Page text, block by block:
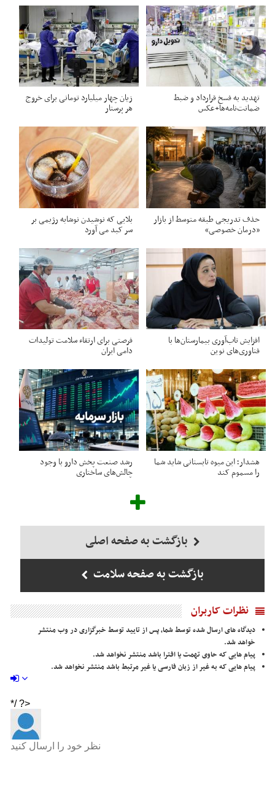
تهدید به فسخ قرارداد و ضبط
ضمانت‌نامه‌ها+عکس
زیان چهار میلیارد تومانی برای خروج
هر پرستار
حذف تدریجی طبقه متوسط از بازار
«درمان خصوصی»
بلایی که نوشیدن نوشابه رژیمی بر
سر کبد می آورد
افزایش تاب‌آوری بیمارستان‌ها با
فناوری‌های نوین
فرصتی برای ارتقاء سلامت تولیدات
دامی ایران
هشدار؛ این میوه تابستانی شاید شما
را مسموم کند
رشد صنعت پخش دارو با وجود
چالش‌های ساختاری
بازگشت به صفحه اصلی
بازگشت به صفحه سلامت
نظرات کاربران
دیدگاه های ارسال شده توسط شما، پس از تایید توسط خبرگزاری در وب منتشر
خواهد شد.
پیام هایی که حاوی تهمت یا افترا باشد منتشر نخواهد شد.
پیام هایی که به غیر از زبان فارسی یا غیر مرتبط باشد منتشر نخواهد شد.